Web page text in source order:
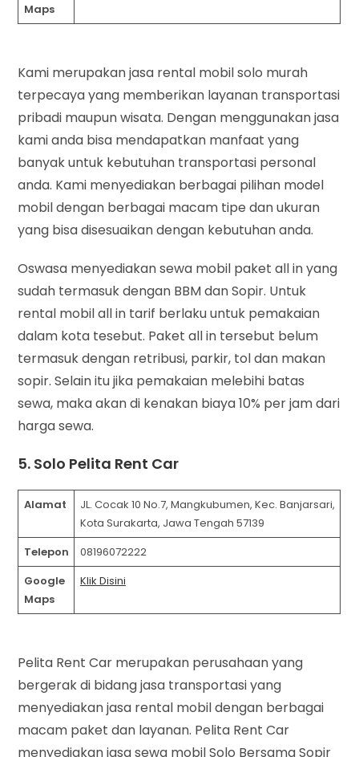
Maps
Kami merupakan jasa rental mobil solo murah
terpecaya yang memberikan layanan transportasi
pribadi maupun wisata. Dengan menggunakan jasa
kami anda bisa mendapatkan manfaat yang
banyak untuk kebutuhan transportasi personal
anda. Kami menyediakan berbagai pilihan model
mobil dengan berbagai macam tipe dan ukuran
yang bisa disesuaikan dengan kebutuhan anda.
Oswasa menyediakan sewa mobil paket all in yang
sudah termasuk dengan BBM dan Sopir. Untuk
rental mobil all in tarif berlaku untuk pemakaian
dalam kota tesebut. Paket all in tersebut belum
termasuk dengan retribusi, parkir, tol dan makan
sopir. Selain itu jika pemakaian melebihi batas
sewa, maka akan di kenakan biaya 10% per jam dari
harga sewa.
5. Solo Pelita Rent Car
Alamat
JL. Cocak 10 No.7, Mangkubumen, Kec. Banjarsari,
Kota Surakarta, Jawa Tengah 57139
Telepon
08196072222
Google
Maps
Klik Disini
Pelita Rent Car merupakan perusahaan yang
bergerak di bidang jasa transportasi yang
menyediakan jasa rental mobil dengan berbagai
macam paket dan layanan. Pelita Rent Car
menyediakan jasa sewa mobil Solo Bersama Sopir